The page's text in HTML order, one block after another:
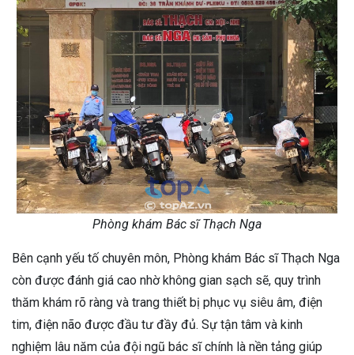
Phòng khám Bác sĩ Thạch Nga
Bên cạnh yếu tố chuyên môn, Phòng khám Bác sĩ Thạch Nga
còn được đánh giá cao nhờ không gian sạch sẽ, quy trình
thăm khám rõ ràng và trang thiết bị phục vụ siêu âm, điện
tim, điện não được đầu tư đầy đủ. Sự tận tâm và kinh
nghiệm lâu năm của đội ngũ bác sĩ chính là nền tảng giúp